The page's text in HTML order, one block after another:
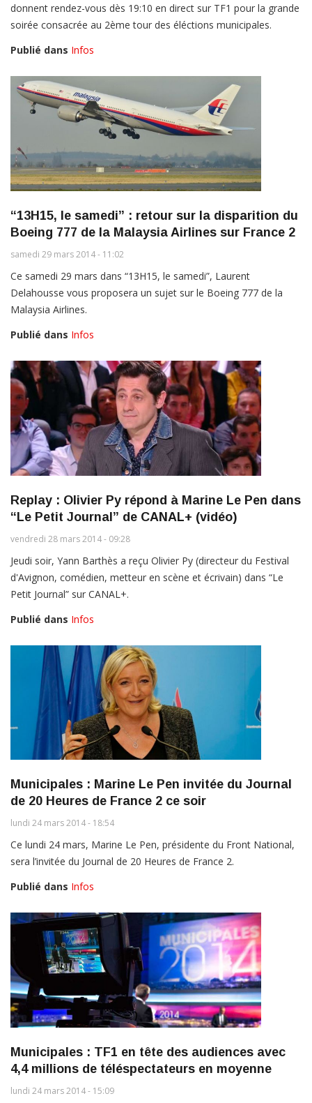
donnent rendez-vous dès 19:10 en direct sur TF1 pour la grande
soirée consacrée au 2ème tour des éléctions municipales.
Publié dans Infos
“13H15, le samedi” : retour sur la disparition du
Boeing 777 de la Malaysia Airlines sur France 2
samedi 29 mars 2014 - 11:02
Ce samedi 29 mars dans “13H15, le samedi”, Laurent
Delahousse vous proposera un sujet sur le Boeing 777 de la
Malaysia Airlines.
Publié dans Infos
Replay : Olivier Py répond à Marine Le Pen dans
“Le Petit Journal” de CANAL+ (vidéo)
vendredi 28 mars 2014 - 09:28
Jeudi soir, Yann Barthès a reçu Olivier Py (directeur du Festival
d'Avignon, comédien, metteur en scène et écrivain) dans “Le
Petit Journal” sur CANAL+.
Publié dans Infos
Municipales : Marine Le Pen invitée du Journal
de 20 Heures de France 2 ce soir
lundi 24 mars 2014 - 18:54
Ce lundi 24 mars, Marine Le Pen, présidente du Front National,
sera l’invitée du Journal de 20 Heures de France 2.
Publié dans Infos
Municipales : TF1 en tête des audiences avec
4,4 millions de téléspectateurs en moyenne
lundi 24 mars 2014 - 15:09